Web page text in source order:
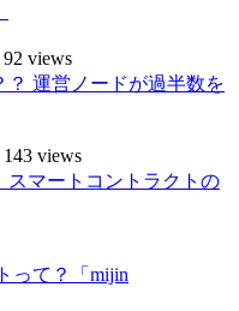
92 views
？ 運営ノードが過半数を
143 views
スマートコントラクトの
って？「mijin